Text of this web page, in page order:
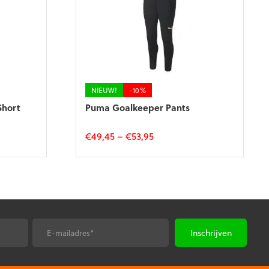
NIEUW! -10%
Puma Goalkeeper Pants
€49,45– €53,95
Dit
optie